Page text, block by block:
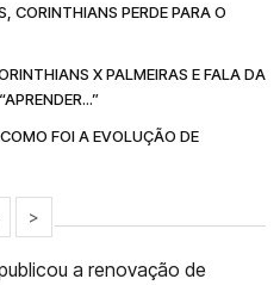
CORINTHIANS PERDE PARA O
X PALMEIRAS E FALA DA
FOI A EVOLUÇÃO DE
>
a renovação de